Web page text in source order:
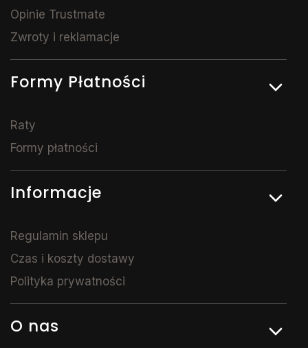
Opinie Trustmate
Zwroty i reklamacje
Formy Płatności
Raty
Formy płatności
Informacje
Regulamin sklepu
Czas i koszty dostawy
Polityka prywatności
O nas